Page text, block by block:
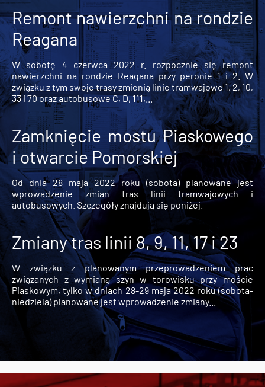
Remont nawierzchni na rondzie
Reagana
W sobotę 4 czerwca 2022 r. rozpocznie się remont
nawierzchni na rondzie Reagana przy peronie 1 i 2. W
związku z tym swoje trasy zmienią linie tramwajowe 1, 2, 10,
33 i 70 oraz autobusowe C, D, 111,...
Zamknięcie mostu Piaskowego
i otwarcie Pomorskiej
Od dnia 28 maja 2022 roku (sobota) planowane jest
wprowadzenie zmian tras linii tramwajowych i
autobusowych. Szczegóły znajdują się poniżej.
Zmiany tras linii 8, 9, 11, 17 i 23
W związku z planowanym przeprowadzeniem prac
związanych z wymianą szyn w torowisku przy moście
Piaskowym, tylko w dniach 28-29 maja 2022 roku (sobota-
niedziela) planowane jest wprowadzenie zmiany...